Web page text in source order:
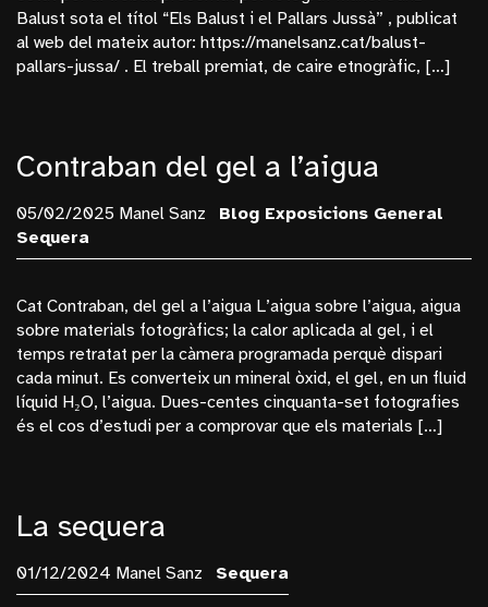
Balust sota el títol “Els Balust i el Pallars Jussà” , publicat
al web del mateix autor: https://manelsanz.cat/balust-
pallars-jussa/ . El treball premiat, de caire etnogràfic, […]
Contraban del gel a l’aigua
05/02/2025 Manel Sanz Blog Exposicions General
Sequera
Cat Contraban, del gel a l’aigua L’aigua sobre l’aigua, aigua
sobre materials fotogràfics; la calor aplicada al gel, i el
temps retratat per la càmera programada perquè dispari
cada minut. Es converteix un mineral òxid, el gel, en un fluid
líquid H₂O, l’aigua. Dues-centes cinquanta-set fotografies
és el cos d’estudi per a comprovar que els materials […]
La sequera
01/12/2024 Manel Sanz Sequera